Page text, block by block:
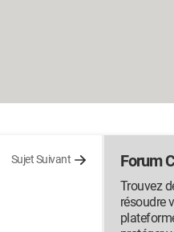
Sujet Suivant Forum
Trouvez
résoudre